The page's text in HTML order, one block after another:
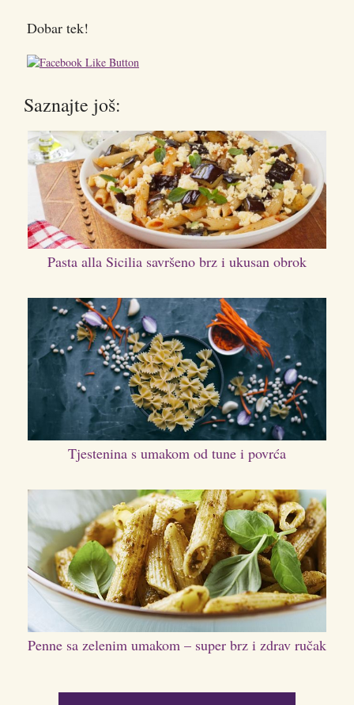
Dobar tek!
Saznajte još:
Pasta alla Sicilia savršeno brz i ukusan obrok
Tjestenina s umakom od tune i povrća
Penne sa zelenim umakom – super brz i zdrav ručak